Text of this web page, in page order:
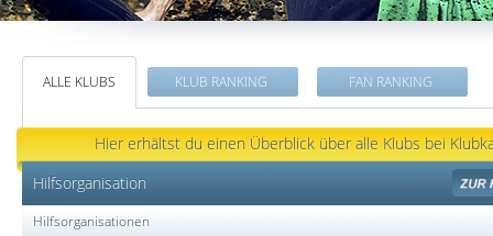
ALLE KLUBS KLUB RANKING FAN RANKING
Hier erhältst du einen Überblick über alle Klubs bei
Hilfsorganisation
Hilfsorganisationen